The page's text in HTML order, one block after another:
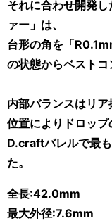
それに合わせ開発
ァー」は、
台形の角を「
の状態からベストコ
内部バランスはリ
位置によりドロップ
D.craftバレルで最
た。
全長:42.0mm
最大外径:7.6mm